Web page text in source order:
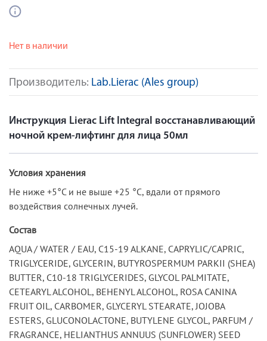
Производитель: Lab.Lierac (Ales group)
Нет в наличии
Инструкция Lierac Lift Integral восстанавливающий
ночной крем-лифтинг для лица 50мл
Условия хранения
Не ниже +5°С и не выше +25 °С, вдали от прямого
воздействия солнечных лучей.
Состав
AQUA / WATER / EAU, C15-19 ALKANE, CAPRYLIC/CAPRIC,
TRIGLYCERIDE, GLYCERIN, BUTYROSPERMUM PARKII (SHEA)
BUTTER, C10-18 TRIGLYCERIDES, GLYCOL PALMITATE,
CETEARYL ALCOHOL, BEHENYL ALCOHOL, ROSA CANINA
FRUIT OIL, CARBOMER, GLYCERYL STEARATE, JOJOBA
ESTERS, GLUCONOLACTONE, BUTYLENE GLYCOL, PARFUM /
FRAGRANCE, HELIANTHUS ANNUUS (SUNFLOWER) SEED